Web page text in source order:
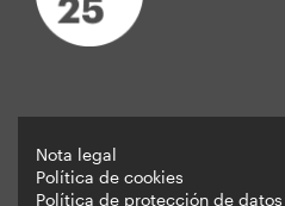
Nota legal
Política de cookies
Política de protección de datos